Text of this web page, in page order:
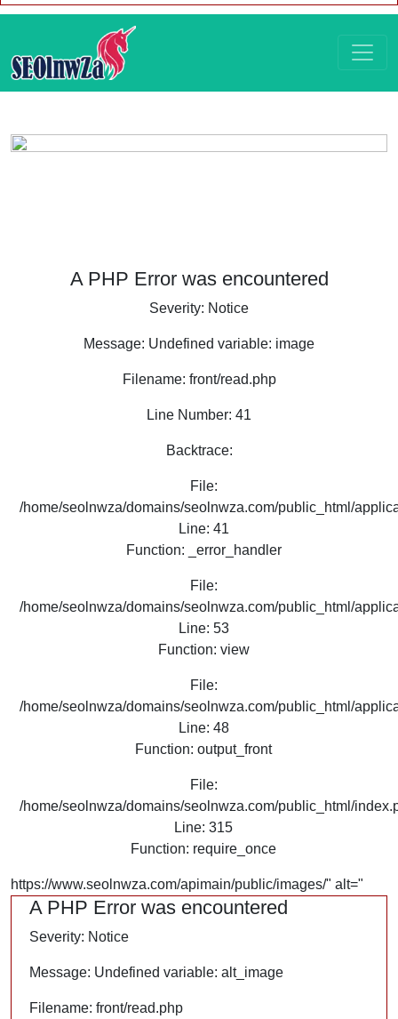
A PHP Error was encountered
Severity: Notice
Message: Undefined variable: image
Filename: front/read.php
Line Number: 41
Backtrace:
File:
/home/seolnwza/domains/seolnwza.com/public_html/
Line: 41
Function: _error_handler
File:
/home/seolnwza/domains/seolnwza.com/public_html/
Line: 53
Function: view
File:
/home/seolnwza/domains/seolnwza.com/public_html/
Line: 48
Function: output_front
File:
/home/seolnwza/domains/seolnwza.com/public_html/
Line: 315
Function: require_once
https://www.seolnwza.com/apimain/public/images/" alt="
A PHP Error was encountered
Severity: Notice
Message: Undefined variable: alt_image
Filename: front/read.php